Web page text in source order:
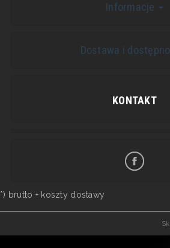
Informacje
Dostawa i
KONTAKT
*) brutto + koszty dostawy